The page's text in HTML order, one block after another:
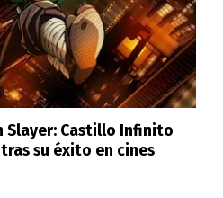
Slayer: Castillo Infinito
su éxito en cines